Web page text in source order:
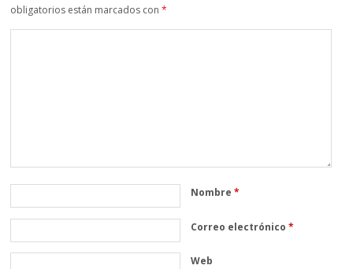
obligatorios están marcados con*
Nombre*
Correo electrónico*
Web